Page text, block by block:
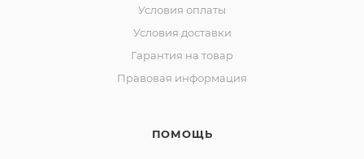
Условия оплаты
Условия доставки
Гарантия на товар
Правовая информация
ПОМОЩЬ